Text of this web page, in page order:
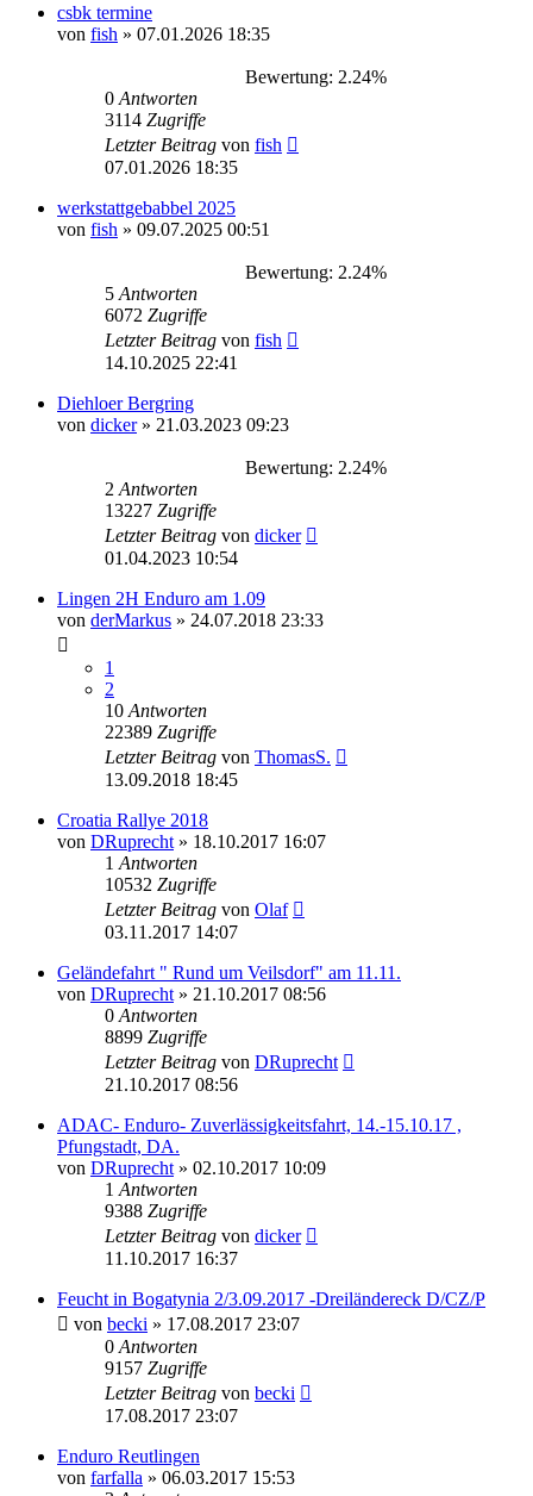
csbk termine
von fish » 07.01.2026 18:35
Bewertung: 2.24%
0 Antworten
3114 Zugriffe
Letzter Beitrag von fish
07.01.2026 18:35
werkstattgebabbel 2025
von fish » 09.07.2025 00:51
Bewertung: 2.24%
5 Antworten
6072 Zugriffe
Letzter Beitrag von fish
14.10.2025 22:41
Diehloer Bergring
von dicker» 21.03.2023 09:23
Bewertung: 2.24%
2 Antworten
13227 Zugriffe
Letzter Beitrag von dicker
01.04.2023 10:54
Lingen 2H Enduro am 1.09
von derMarkus » 24.07.2018 23:33
1
2
10 Antworten
22389 Zugriffe
Letzter Beitrag von ThomasS.
13.09.2018 18:45
Croatia Rallye 2018
von DRuprecht » 18.10.2017 16:07
1 Antworten
10532 Zugriffe
Letzter Beitrag von Olaf
03.11.2017 14:07
Geländefahrt " Rund um Veilsdorf" am 11.11.
von DRuprecht » 21.10.2017 08:56
0 Antworten
8899 Zugriffe
Letzter Beitrag von DRuprecht
21.10.2017 08:56
ADAC- Enduro- Zuverlässigkeitsfahrt, 14.-15.10.17 ,
Pfungstadt, DA.
von DRuprecht » 02.10.2017 10:09
1 Antworten
9388 Zugriffe
Letzter Beitrag von dicker
11.10.2017 16:37
Feucht in Bogatynia 2/3.09.2017 -Dreiländereck D/CZ/P
von becki » 17.08.2017 23:07
0 Antworten
9157 Zugriffe
Letzter Beitrag von becki
17.08.2017 23:07
Enduro Reutlingen
von farfalla » 06.03.2017 15:53